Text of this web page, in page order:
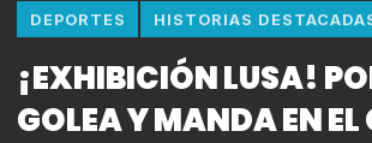
DEPORTES HISTORIAS
¡EXHIBICIÓN LUSA!
GOLEA Y MANDA EN EL